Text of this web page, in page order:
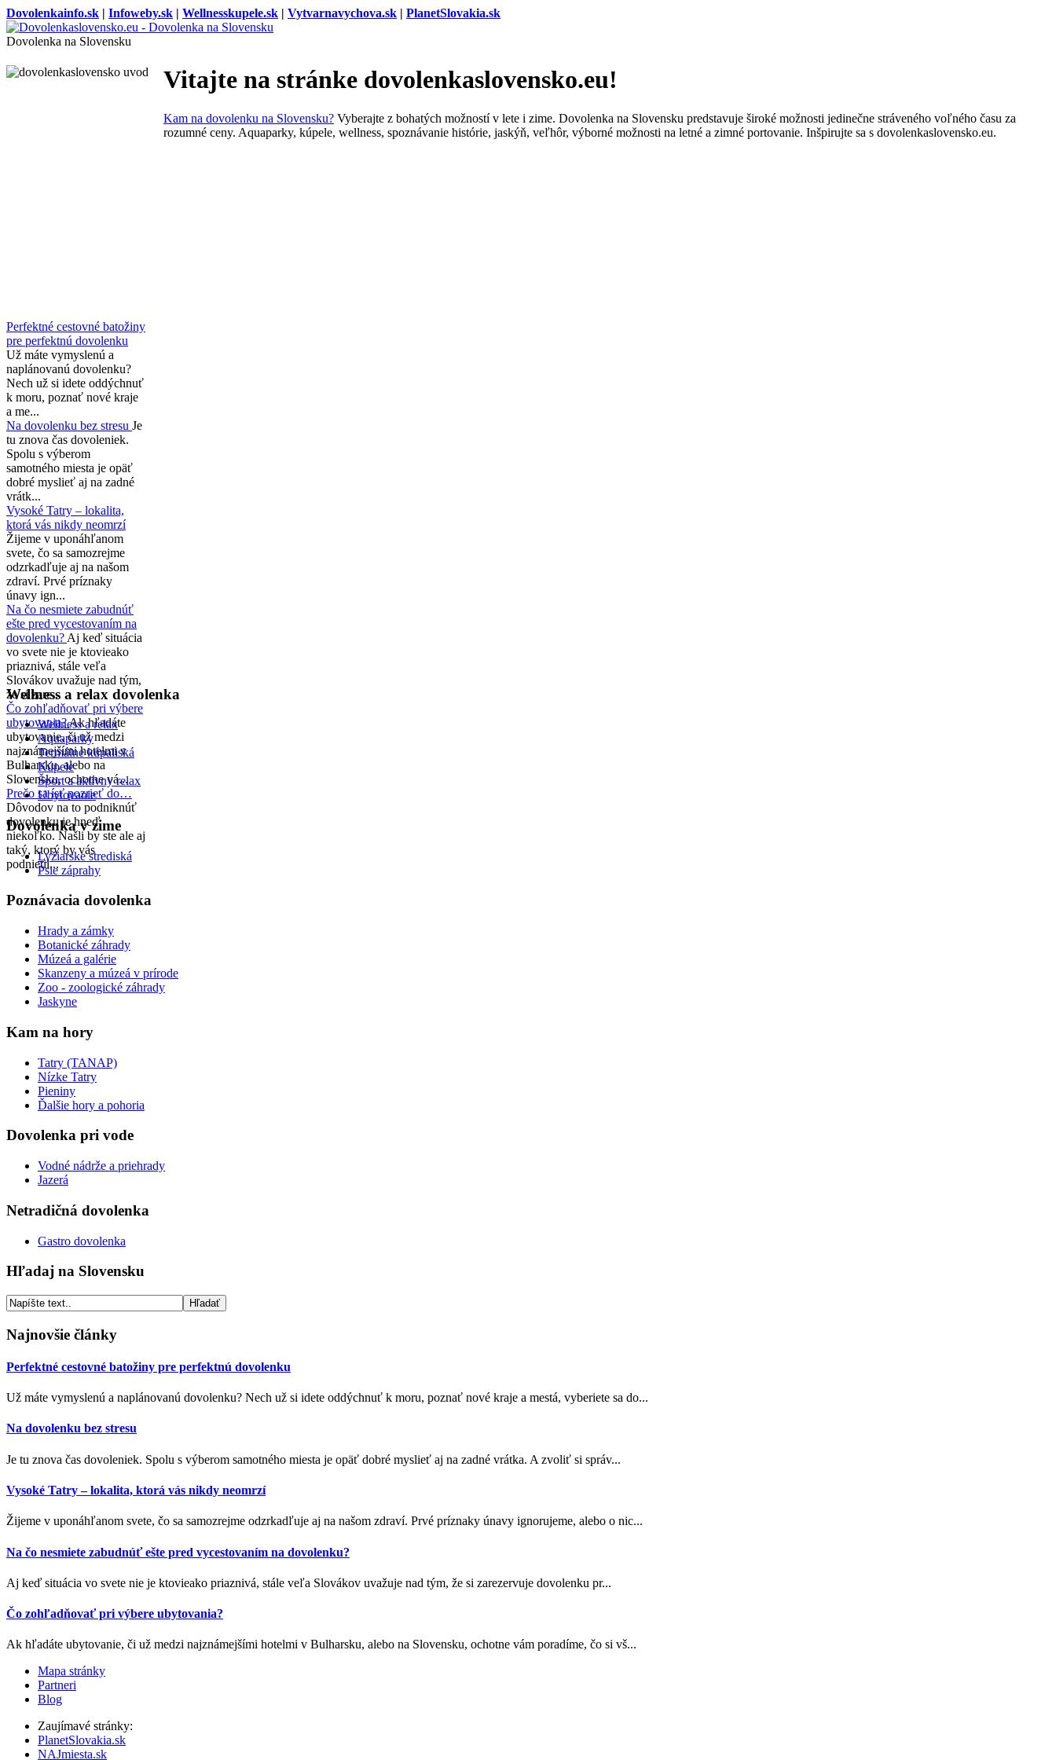
Dovolenkainfo.sk | Infoweby.sk | Wellnesskupele.sk | Vytvarnavychova.sk | PlanetSlovakia.sk
Dovolenka na Slovensku
Vitajte na stránke dovolenkaslovensko.eu!
Kam na dovolenku na Slovensku? Vyberajte z bohatých možností v lete i zime. Dovolenka na Slovensku predstavuje široké možnosti jedinečne stráveného voľného času za
rozumné ceny. Aquaparky, kúpele, wellness, spoznávanie histórie, jaskýň, veľhôr, výborné možnosti na letné a zimné portovanie. Inšpirujte sa s dovolenkaslovensko.eu.
Perfektné cestovné batožiny
pre perfektnú dovolenku
Už máte vymyslenú a
naplánovanú dovolenku?
Nech už si idete oddýchnuť
k moru, poznať nové kraje
a me...
Na dovolenku bez stresu Je
tu znova čas dovoleniek.
Spolu s výberom
samotného miesta je opäť
dobré myslieť aj na zadné
vrátk...
Vysoké Tatry – lokalita,
ktorá vás nikdy neomrzí
Žijeme v uponáhľanom
svete, čo sa samozrejme
odzrkadľuje aj na našom
zdraví. Prvé príznaky
únavy ign...
Na čo nesmiete zabudnúť
ešte pred vycestovaním na
dovolenku?Aj keď situácia
vo svete nie je ktovieako
priaznivá, stále veľa
Slovákov uvažuje nad tým,
že si zare...
Čo zohľadňovať pri výbere
ubytovania?Ak hľadáte
ubytovanie, či už medzi
najznámejšími hotelmi v
Bulharsku, alebo na
Slovensku, ochotne vá...
Prečo sa ísť pozrieť do…
Dôvodov na to podniknúť
dovolenku je hneď
niekoľko. Našli by ste ale aj
taký, ktorý by vás
podnietil...
Wellness a relax dovolenka
Wellness a relax
Aquaparky
Termálne kúpaliská
Kúpele
Šport a aktívny relax
Ubytovanie
Dovolenka v zime
Lyžiarske strediská
Psie záprahy
Poznávacia dovolenka
Hrady a zámky
Botanické záhrady
Múzeá a galérie
Skanzeny a múzeá v prírode
Zoo - zoologické záhrady
Jaskyne
Kam na hory
Tatry (TANAP)
Nízke Tatry
Pieniny
Ďalšie hory a pohoria
Dovolenka pri vode
Vodné nádrže a priehrady
Jazerá
Netradičná dovolenka
Gastro dovolenka
Hľadaj na Slovensku
Najnovšie články
Perfektné cestovné batožiny pre perfektnú dovolenku
Už máte vymyslenú a naplánovanú dovolenku? Nech už si idete oddýchnuť k moru, poznať nové kraje a mestá, vyberiete sa do...
Na dovolenku bez stresu
Je tu znova čas dovoleniek. Spolu s výberom samotného miesta je opäť dobré myslieť aj na zadné vrátka. A zvoliť si správ...
Vysoké Tatry – lokalita, ktorá vás nikdy neomrzí
Žijeme v uponáhľanom svete, čo sa samozrejme odzrkadľuje aj na našom zdraví. Prvé príznaky únavy ignorujeme, alebo o nic...
Na čo nesmiete zabudnúť ešte pred vycestovaním na dovolenku?
Aj keď situácia vo svete nie je ktovieako priaznivá, stále veľa Slovákov uvažuje nad tým, že si zarezervuje dovolenku pr...
Čo zohľadňovať pri výbere ubytovania?
Ak hľadáte ubytovanie, či už medzi najznámejšími hotelmi v Bulharsku, alebo na Slovensku, ochotne vám poradíme, čo si vš...
Mapa stránky
Partneri
Blog
Zaujímavé stránky:
PlanetSlovakia.sk
NAJmiesta.sk